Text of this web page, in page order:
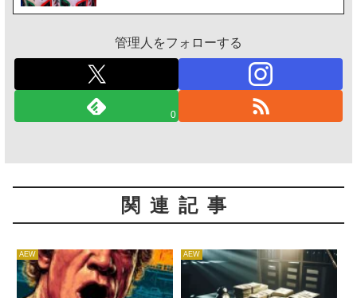
管理人をフォローする
0
関連記事
AEW AEW